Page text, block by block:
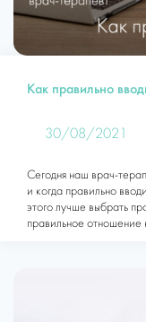
Как правильно
30/08/2021
Сегодня наш врач-
и когда правильно
этого лучше выбрать
правильное отношение